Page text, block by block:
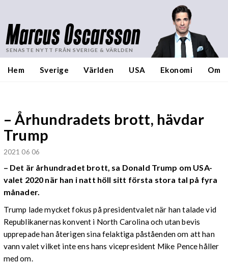
Marcus Oscarsson
SENASTE NYTT FRÅN SVERIGE & VÄRLDEN
Hem Sverige Världen USA Ekonomi Om
– Århundradets brott, hävdar
Trump
2021 06 06
– Det är århundradet brott, sa Donald Trump om USA-
valet 2020 när han i natt höll sitt första stora tal på fyra
månader.
Trump lade mycket fokus på presidentvalet när han talade vid
Republikanernas konvent i North Carolina och utan bevis
upprepade han återigen sina felaktiga påståenden om att han
vann valet vilket inte ens hans vicepresident Mike Pence håller
med om.